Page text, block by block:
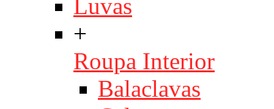
Luvas
+
Roupa Interior
Balaclavas